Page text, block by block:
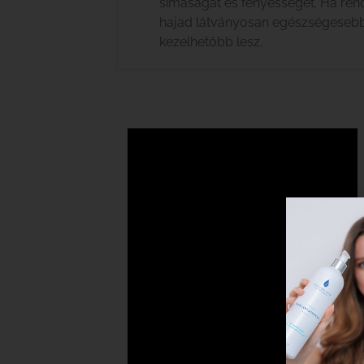
hajad látványosan
kezelhetőbb lesz.